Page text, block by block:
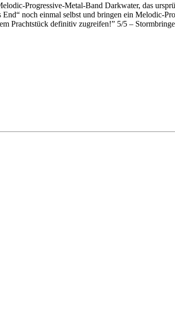
Progressive-Metal-Band Darkwater, das
noch einmal selbst und bringen ein Melodic-
definitiv zugreifen!” 5/5 –